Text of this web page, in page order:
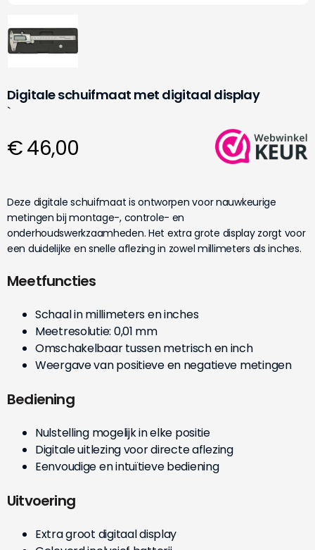
Digitale schuifmaat met digitaal display
`
€ 46,00
Deze digitale schuifmaat is ontworpen voor nauwkeurige
metingen bij montage-, controle- en
onderhoudswerkzaamheden. Het extra grote display zorgt voor
een duidelijke en snelle aflezing in zowel millimeters als inches.
Meetfuncties
Schaal in millimeters en inches
Meetresolutie: 0,01 mm
Omschakelbaar tussen metrisch en inch
Weergave van positieve en negatieve metingen
Bediening
Nulstelling mogelijk in elke positie
Digitale uitlezing voor directe aflezing
Eenvoudige en intuïtieve bediening
Uitvoering
Extra groot digitaal display